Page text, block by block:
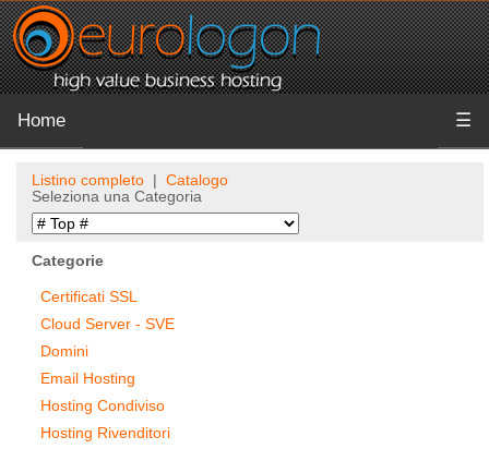
Home ☰
Listino completo | Catalogo
Seleziona una Categoria
Categorie
Certificati SSL
Cloud Server - SVE
Domini
Email Hosting
Hosting Condiviso
Hosting Rivenditori